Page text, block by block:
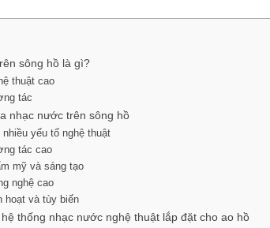
sông hồ là gì?
thuật cao
tác
nhạc nước trên sông hồ
nhiều yếu tố nghệ thuật
tác cao
mỹ và sáng tạo
nghệ cao
hoạt và tùy biến
thống nhạc nước nghệ thuật lắp đặt cho ao hồ